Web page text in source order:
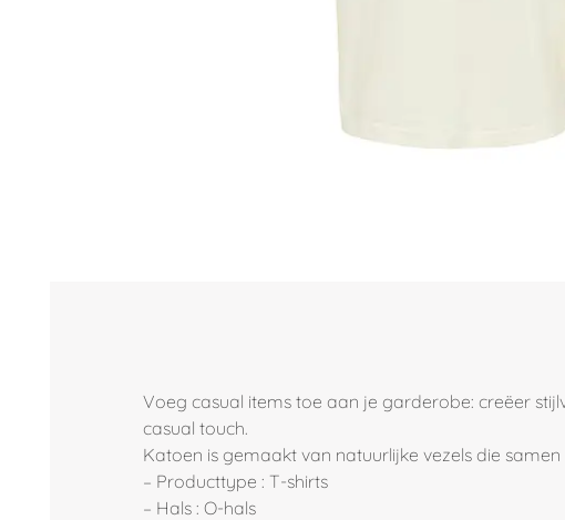
Voeg casual items toe aan je garderobe: creëer
casual touch.
Katoen is gemaakt van natuurlijke vezels die
– Producttype : T-shirts
– Hals : O-hals